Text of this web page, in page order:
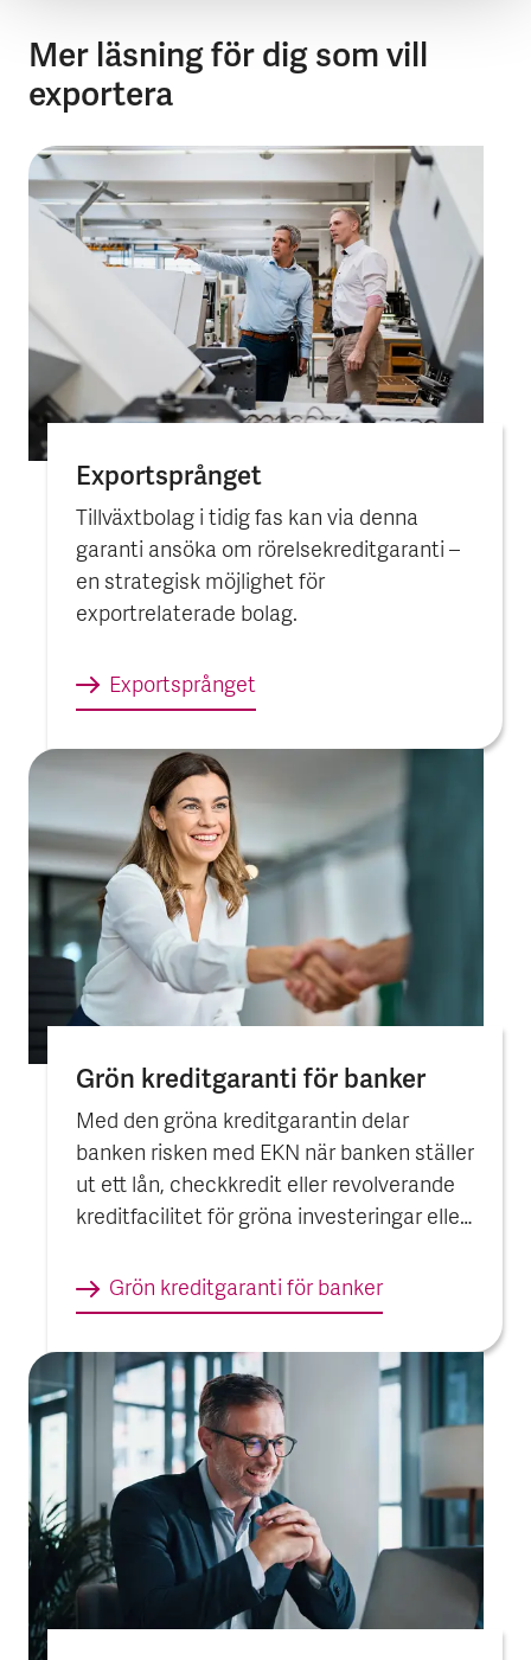
Mer läsning för dig som vill
exportera
Export­språnget
Tillväxtbolag i tidig fas kan via denna
garanti ansöka om rörelsekreditgaranti –
en strategisk möjlighet för
exportrelaterade bolag.
Export­språnget
Grön kredit­garanti för banker
Med den gröna kreditgarantin delar
banken risken med EKN när banken ställer
ut ett lån, checkkredit eller revolverande
kreditfacilitet för gröna investeringar eller
Grön kredit­garanti för banker